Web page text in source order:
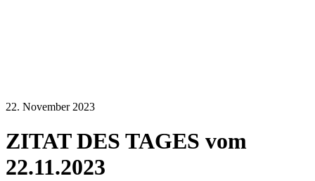
22. November 2023
ZITAT DES TAGES vom
22.11.2023